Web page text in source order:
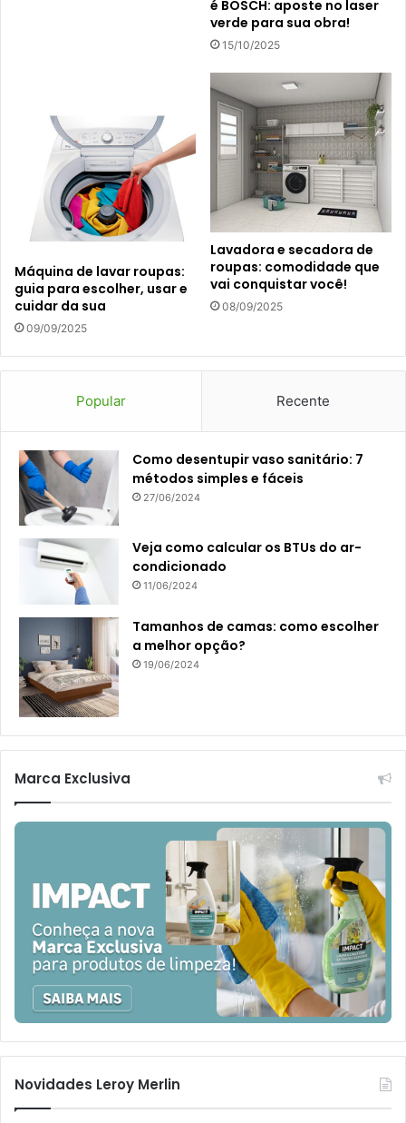
é BOSCH: aposte no laser
verde para sua obra!
15/10/2025
Máquina de lavar roupas:
guia para escolher, usar e
cuidar da sua
09/09/2025
Lavadora e secadora de
roupas: comodidade que
vai conquistar você!
08/09/2025
Popular Recente
Como desentupir vaso sanitário: 7
métodos simples e fáceis
27/06/2024
Veja como calcular os BTUs do ar-
condicionado
11/06/2024
Tamanhos de camas: como escolher
a melhor opção?
19/06/2024
Marca Exclusiva
Novidades Leroy Merlin